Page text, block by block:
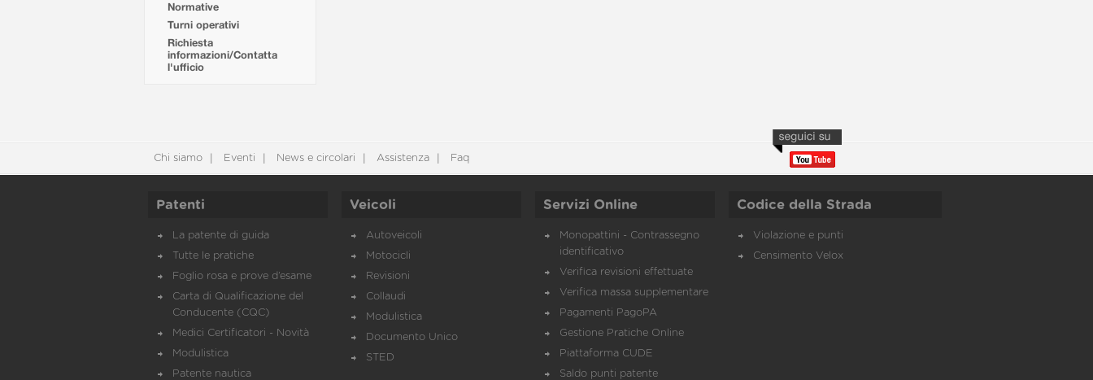
Normative
Turni operativi
Richiesta
informazioni/Contatta
l'ufficio
Chi siamo Eventi News e circolari Assistenza Faq
Patenti
La patente di guida
Tutte le pratiche
Foglio rosa e prove d’esame
Carta di Qualificazione del
Conducente (CQC)
Medici Certificatori - Novità
Modulistica
Patente nautica
Veicoli
Autoveicoli
Motocicli
Revisioni
Collaudi
Modulistica
Documento Unico
STED
Servizi Online
Monopattini - Contrassegno
identificativo
Verifica revisioni effettuate
Verifica massa supplementare
Pagamenti PagoPA
Gestione Pratiche Online
Piattaforma CUDE
Saldo punti patente
Codice della Strada
Violazione e punti
Censimento Velox